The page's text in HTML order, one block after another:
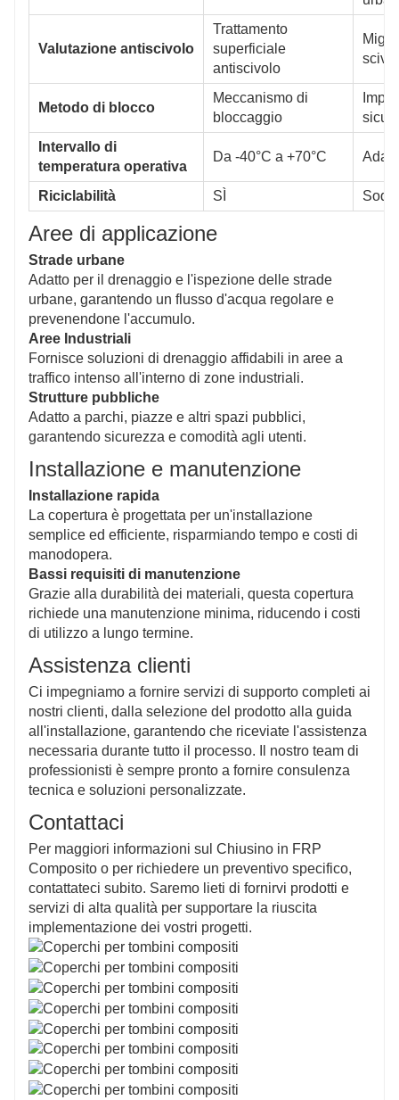
Valutazione antiscivolo
Trattamento
superficiale
antiscivolo
Metodo di blocco
Meccanismo di
bloccaggio
Intervallo di
temperatura operativa
Da -40°C a +70°C
Riciclabilità SÌ
Aree di applicazione
Strade urbane
Adatto per il drenaggio e l'ispezione delle strade
urbane, garantendo un flusso d'acqua regolare e
prevenendone l'accumulo.
Aree Industriali
Fornisce soluzioni di drenaggio affidabili in aree a
traffico intenso all'interno di zone industriali.
Strutture pubbliche
Adatto a parchi, piazze e altri spazi pubblici,
garantendo sicurezza e comodità agli utenti.
Installazione e manutenzione
Installazione rapida
La copertura è progettata per un'installazione
semplice ed efficiente, risparmiando tempo e costi di
manodopera.
Bassi requisiti di manutenzione
Grazie alla durabilità dei materiali, questa copertura
richiede una manutenzione minima, riducendo i costi
di utilizzo a lungo termine.
Assistenza clienti
Ci impegniamo a fornire servizi di supporto completi ai
nostri clienti, dalla selezione del prodotto alla guida
all'installazione, garantendo che riceviate l'assistenza
necessaria durante tutto il processo. Il nostro team di
professionisti è sempre pronto a fornire consulenza
tecnica e soluzioni personalizzate.
Contattaci
Per maggiori informazioni sul Chiusino in FRP
Composito o per richiedere un preventivo specifico,
contattateci subito. Saremo lieti di fornirvi prodotti e
servizi di alta qualità per supportare la riuscita
implementazione dei vostri progetti.